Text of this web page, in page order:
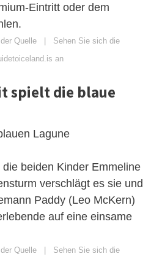
Eintritt oder dem
Quelle | Sehen Sie sich die
an
spielt die blaue
Lagune
beiden Kinder Emmeline
verschlägt es sie und
Paddy (Leo McKern)
auf eine einsame
Quelle | Sehen Sie sich die